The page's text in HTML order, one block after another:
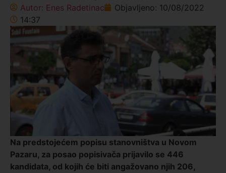
Autor: Enes Radetinac Objavljeno: 10/08/2022
14:37
Na predstojećem popisu stanovništva u Novom
Pazaru, za posao popisivača prijavilo se 446
kandidata, od kojih će biti angažovano njih 206,